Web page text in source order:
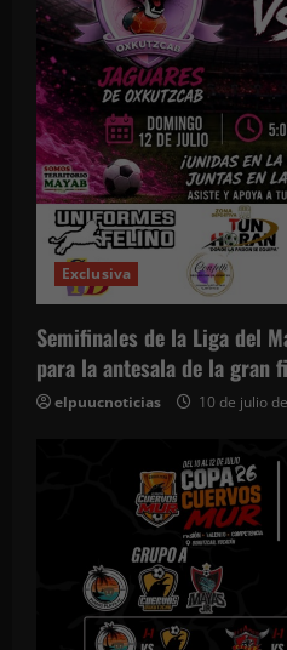
Exclusiva
Semifinales de la Liga del
para la antesala de la gran
elpuucnoticias 10 de julio